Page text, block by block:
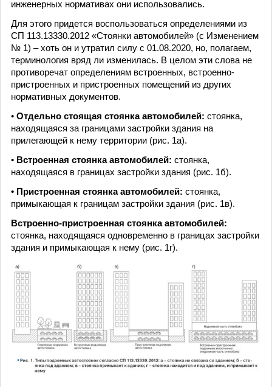
инженерных нормативах они использовались.
Для этого придется воспользоваться определениями из
СП 113.13330.2012 «Стоянки автомобилей» (с Изменением
№ 1) – хоть он и утратил силу с 01.08.2020, но, полагаем,
терминология вряд ли изменилась. В целом эти слова не
противоречат определениям встроенных, встроенно-
пристроенных и пристроенных помещений из других
нормативных документов.
• Отдельно стоящая стоянка автомобилей: стоянка,
находящаяся за границами застройки здания на
прилегающей к нему территории (рис. 1а).
• Встроенная стоянка автомобилей: стоянка,
находящаяся в границах застройки здания (рис. 1б).
• Пристроенная стоянка автомобилей: стоянка,
примыкающая к границам застройки здания (рис. 1в).
Встроенно-пристроенная стоянка автомобилей:
стоянка, находящаяся одновременно в границах застройки
здания и примыкающая к нему (рис. 1г).